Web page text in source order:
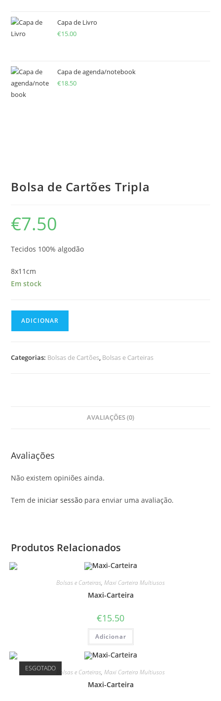
Capa de Livro
€15.00
Capa de agenda/notebook
€18.50
Bolsa de Cartões Tripla
€7.50
Tecidos 100% algodão
8x11cm
Em stock
ADICIONAR
Categorias: Bolsas de Cartões, Bolsas e Carteiras
AVALIAÇÕES (0)
Avaliações
Não existem opiniões ainda.
Tem de iniciar sessão para enviar uma avaliação.
Produtos Relacionados
Bolsas e Carteiras, Maxi Carteira Multiusos
Maxi-Carteira
€15.50
Adicionar
ESGOTADO Bolsas e Carteiras, Maxi Carteira Multiusos
Maxi-Carteira